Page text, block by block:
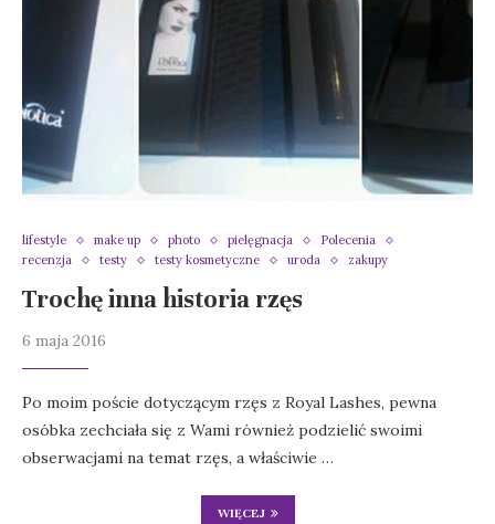
lifestyle make up photo pielęgnacja
Polecenia
recenzja
testy testy kosmetyczne uroda zakupy
Trochę inna historia rzęs
6 maja 2016
Po moim poście dotyczącym rzęs z Royal Lashes, pewna
osóbka zechciała się z Wami również podzielić swoimi
obserwacjami na temat rzęs, a właściwie …
WIĘCEJ